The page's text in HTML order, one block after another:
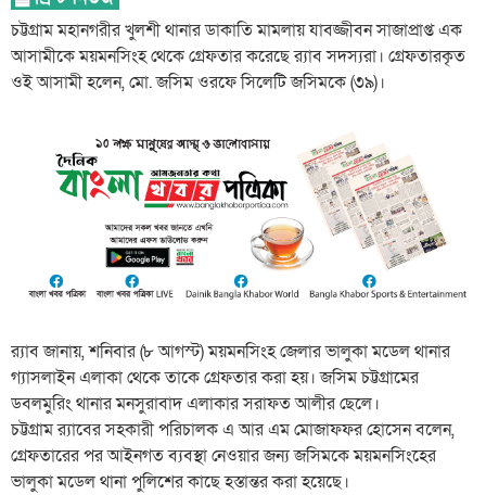
চট্টগ্রাম মহানগরীর খুলশী থানার ডাকাতি মামলায় যাবজ্জীবন সাজাপ্রাপ্ত এক
আসামীকে ময়মনসিংহ থেকে গ্রেফতার করেছে র‌্যাব সদস্যরা। গ্রেফতারকৃত
ওই আসামী হলেন, মো. জসিম ওরফে সিলেটি জসিমকে (৩৯)।
র‌্যাব জানায়, শনিবার (৮ আগস্ট) ময়মনসিংহ জেলার ভালুকা মডেল থানার
গ্যাসলাইন এলাকা থেকে তাকে গ্রেফতার করা হয়। জসিম চট্টগ্রামের
ডবলমুরিং থানার মনসুরাবাদ এলাকার সরাফত আলীর ছেলে।
চট্টগ্রাম র‌্যাবের সহকারী পরিচালক এ আর এম মোজাফফর হোসেন বলেন,
গ্রেফতারের পর আইনগত ব্যবস্থা নেওয়ার জন্য জসিমকে ময়মনসিংহের
ভালুকা মডেল থানা পুলিশের কাছে হস্তান্তর করা হয়েছে।